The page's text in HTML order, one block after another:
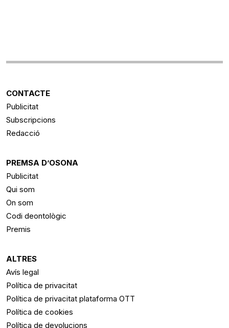
CONTACTE
Publicitat
Subscripcions
Redacció
PREMSA D’OSONA
Publicitat
Qui som
On som
Codi deontològic
Premis
ALTRES
Avís legal
Política de privacitat
Política de privacitat plataforma OTT
Política de cookies
Política de devolucions